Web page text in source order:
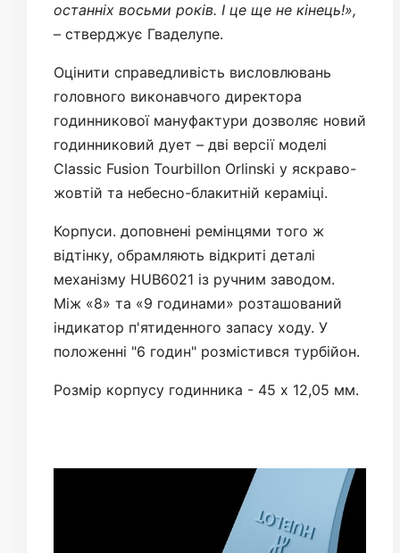
останніх восьми років. І це ще не кінець!»,
– стверджує Гваделупе.
Оцінити справедливість висловлювань
головного виконавчого директора
годинникової мануфактури дозволяє новий
годинниковий дует – дві версії моделі
Classic Fusion Tourbillon Orlinski у яскраво-
жовтій та небесно-блакитній кераміці.
Корпуси. доповнені ремінцями того ж
відтінку, обрамляють відкриті деталі
механізму HUB6021 із ручним заводом.
Між «8» та «9 годинами» розташований
індикатор п'ятиденного запасу ходу. У
положенні "6 годин" розмістився турбійон.
Розмір корпусу годинника - 45 х 12,05 мм.